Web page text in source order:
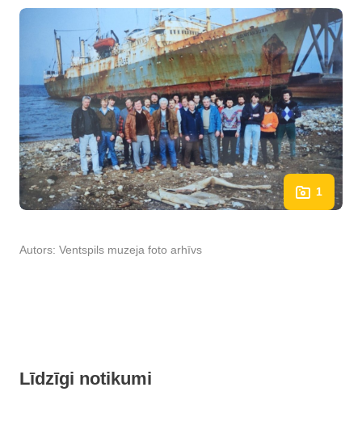
1
Autors: Ventspils muzeja foto arhīvs
Līdzīgi notikumi